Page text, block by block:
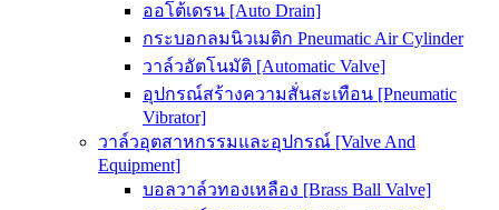
ออโต้เดรน [Auto Drain]
กระบอกลมนิวเมติก Pneumatic Air Cylinder
วาล์วอัตโนมัติ [Automatic Valve]
อุปกรณ์สร้างความสั่นสะเทือน [Pneumatic
Vibrator]
วาล์วอุตสาหกรรมและอุปกรณ์ [Valve And
Equipment]
บอลวาล์วทองเหลือง [Brass Ball Valve]